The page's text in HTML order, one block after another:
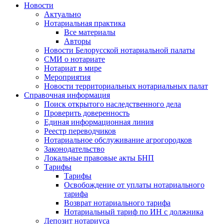
Новости
Актуально
Нотариальная практика
Все материалы
Авторы
Новости Белорусской нотариальной палаты
СМИ о нотариате
Нотариат в мире
Мероприятия
Новости территориальных нотариальных палат
Справочная информация
Поиск открытого наследственного дела
Проверить доверенность
Единая информационная линия
Реестр переводчиков
Нотариальное обслуживание агрогородков
Законодательство
Локальные правовые акты БНП
Тарифы
Тарифы
Освобождение от уплаты нотариального
тарифа
Возврат нотариального тарифа
Нотариальный тариф по ИН с должника
Депозит нотариуса